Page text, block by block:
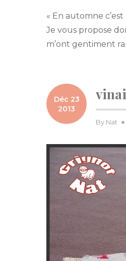
« En automne
Je vous propose
m’ont gentiment
Déc 23
2013
By Nat